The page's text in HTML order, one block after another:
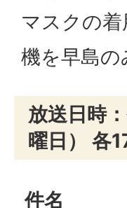
マスクの
機を早島
放送日時
曜日） 各
件名